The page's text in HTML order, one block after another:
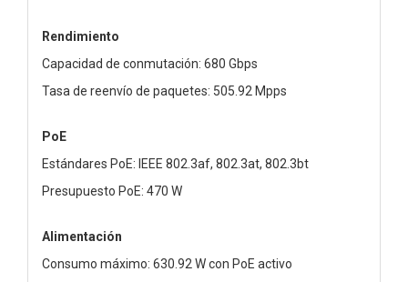
Rendimiento
Capacidad de conmutación: 680 Gbps
Tasa de reenvío de paquetes: 505.92 Mpps
PoE
Estándares PoE: IEEE 802.3af, 802.3at, 802.3bt
Presupuesto PoE: 470 W
Alimentación
Consumo máximo: 630.92 W con PoE activo